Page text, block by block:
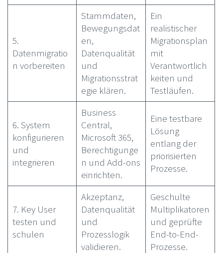
5.
Datenmigratio
n vorbereiten
Stammdaten,
Bewegungsdat
en,
Datenqualität
und
Migrationsstrat
egie klären.
Ein
realistischer
Migrationsplan
mit
Verantwortlich
keiten und
Testläufen.
6. System
konfigurieren
und
integrieren
Business
Central,
Microsoft 365,
Berechtigunge
n und Add-ons
einrichten.
Eine testbare
Lösung
entlang der
priorisierten
Prozesse.
7. Key User
testen und
schulen
Akzeptanz,
Datenqualität
und
Prozesslogik
validieren.
Geschulte
Multiplikatoren
und geprüfte
End-to-End-
Prozesse.